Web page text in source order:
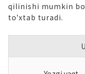
qilinishi mumkin
to'xtab turadi.